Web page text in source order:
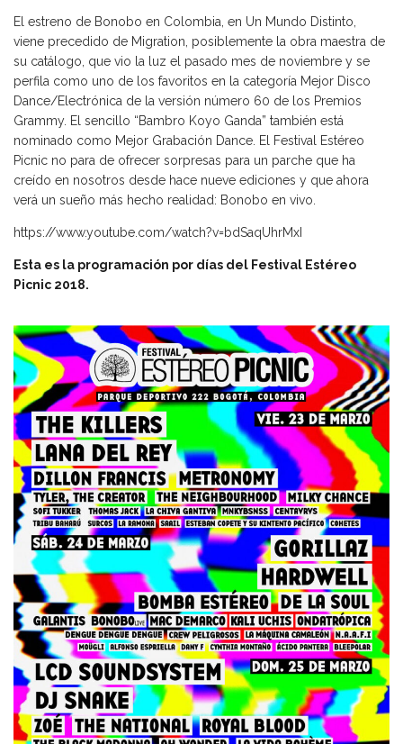
El estreno de Bonobo en Colombia, en Un Mundo Distinto,
viene precedido de Migration, posiblemente la obra maestra de
su catálogo, que vio la luz el pasado mes de noviembre y se
perfila como uno de los favoritos en la categoría Mejor Disco
Dance/Electrónica de la versión número 60 de los Premios
Grammy. El sencillo “Bambro Koyo Ganda” también está
nominado como Mejor Grabación Dance. El Festival Estéreo
Picnic no para de ofrecer sorpresas para un parche que ha
creído en nosotros desde hace nueve ediciones y que ahora
verá un sueño más hecho realidad: Bonobo en vivo.
https://www.youtube.com/watch?v=bdSaqUhrMxI
Esta es la programación por días del Festival Estéreo
Picnic 2018.